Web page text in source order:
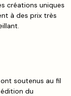
créations uniques
à des prix très
soutenus au fil
du